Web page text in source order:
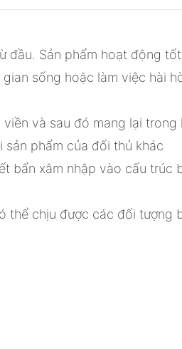
đầu. Sản phẩm hoạt động
sống hoặc làm việc hài
và sau đó mang lại
phẩm của đối thủ khác
bẩn xâm nhập vào cấu trúc
thể chịu được các đối tượng